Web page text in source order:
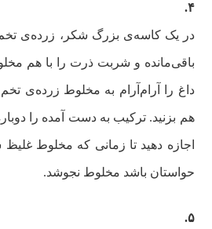
۴‌.
در یک کاسه‌ی بزرگ شکر، زرده‌ی
باقی‌مانده و شربت ذرت را با هم
داغ را آرام‌آرام به مخلوط زرده‌ی
هم بزنید. ترکیب به دست آمده را
اجازه دهید تا زمانی که مخلوط
حواستان باشد مخلوط نجوشد.
۵‌.